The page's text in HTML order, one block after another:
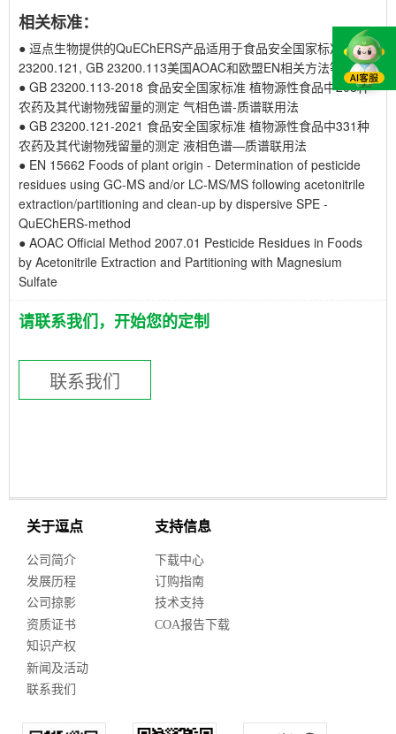
相关标准：
● 逗点生物提供的QuEChERS产品适用于食品安全国家标准GB
23200.121, GB 23200.113美国AOAC和欧盟EN相关方法等
● GB 23200.113-2018 食品安全国家标准 植物源性食品中208种
农药及其代谢物残留量的测定 气相色谱-质谱联用法
● GB 23200.121-2021 食品安全国家标准 植物源性食品中331种
农药及其代谢物残留量的测定 液相色谱—质谱联用法
● EN 15662 Foods of plant origin - Determination of pesticide
residues using GC-MS and/or LC-MS/MS following acetonitrile
extraction/partitioning and clean-up by dispersive SPE -
QuEChERS-method
● AOAC Official Method 2007.01 Pesticide Residues in Foods
by Acetonitrile Extraction and Partitioning with Magnesium
Sulfate
请联系我们，开始您的定制
联系我们
关于逗点
公司简介
发展历程
公司掠影
资质证书
知识产权
新闻及活动
联系我们
支持信息
下载中心
订购指南
技术支持
COA报告下载